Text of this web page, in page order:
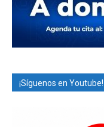
¡Síguenos en Youtube!